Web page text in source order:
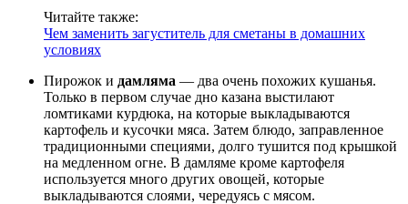
Читайте также:
Чем заменить загуститель для сметаны в домашних
условиях
Пирожок и дамляма — два очень похожих кушанья.
Только в первом случае дно казана выстилают
ломтиками курдюка, на которые выкладываются
картофель и кусочки мяса. Затем блюдо, заправленное
традиционными специями, долго тушится под крышкой
на медленном огне. В дамляме кроме картофеля
используется много других овощей, которые
выкладываются слоями, чередуясь с мясом.